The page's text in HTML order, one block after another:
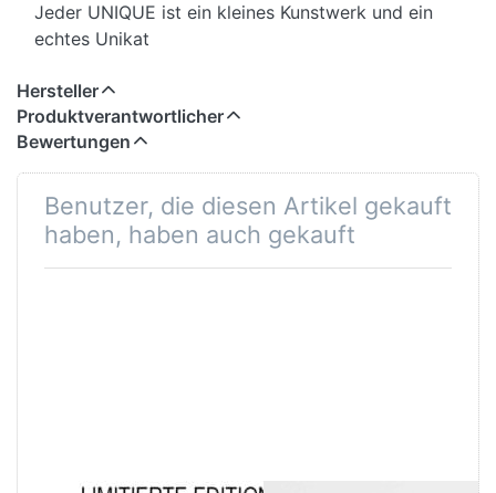
Jeder UNIQUE ist ein kleines Kunstwerk und ein
echtes Unikat
Hersteller
Produktverantwortlicher
Bewertungen
Benutzer, die diesen Artikel gekauft
haben, haben auch gekauft